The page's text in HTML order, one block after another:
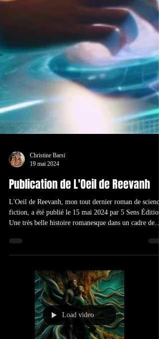
19 mai 2024
Publication de L'Oeil de Reevanh
L'Oeil de Reevanh, mon tout dernier roman de
Une très belle histoire romanesque dans un cadre de
autochtones, sa faune et sa flore, sous le joug
machiavélique de gouvernements en mal de puissance.
Ce livre rejoint à son tour ma saga Les Mondes
et vous offre une fiction quelque peu divergente de
Load video